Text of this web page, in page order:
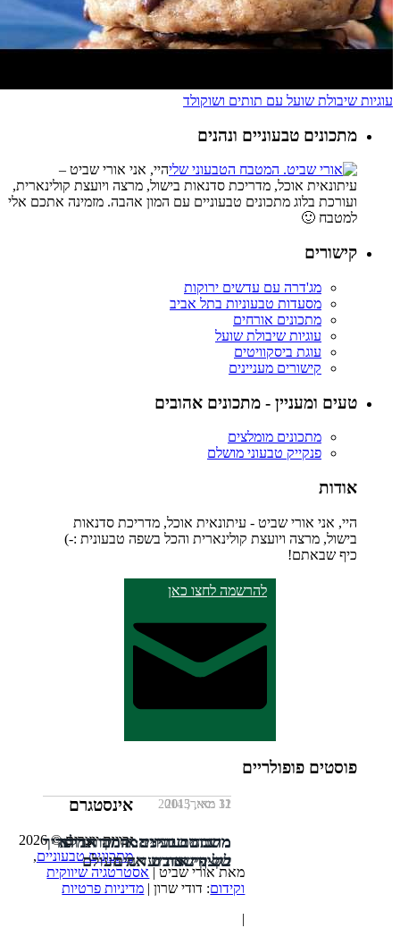
עוגיות שיבולת שועל עם תותים ושוקולד
מתכונים טבעוניים ונהנים
היי, אני אורי שביט –
עיתונאית אוכל, מדריכת סדנאות בישול, מרצה ויועצת קולינארית,
ועורכת בלוג מתכונים טבעוניים עם המון אהבה. מזמינה אתכם אלי
למטבח 🙂
קישורים
מג'דרה עם עדשים ירוקות
מסעדות טבעוניות בתל אביב
מתכונים אורחים
עוגיות שיבולת שועל
עוגת ביסקוויטים
קישורים מעניינים
טעים ומעניין - מתכונים אהובים
מתכונים מומלצים
פנקייק טבעוני מושלם
אודות
היי, אני אורי שביט - עיתונאית אוכל, מדריכת סדנאות
בישול, מרצה ויועצת קולינארית והכל בשפה טבעונית :-)
כיף שבאתם!
להרשמה לחצו כאן
פוסטים פופולריים
11 מאי, 2013
מתכונים זריזים: המבורגר פריך
של קינואה ועדשים
12 ינואר, 2014
משתה טבעוני: אותה אדורה
בשינוי אדרת
31 מאי, 2015
מרנג טבעוני: המדריך המלא
לקצף שכובש את העולם
אינסטגרם
זכויות יוצרים © 2026
מתכונים טבעוניים,
מאת אורי שביט | אסטרטגיה שיווקית
וקידום: דודי שרון | מדיניות פרטיות
|